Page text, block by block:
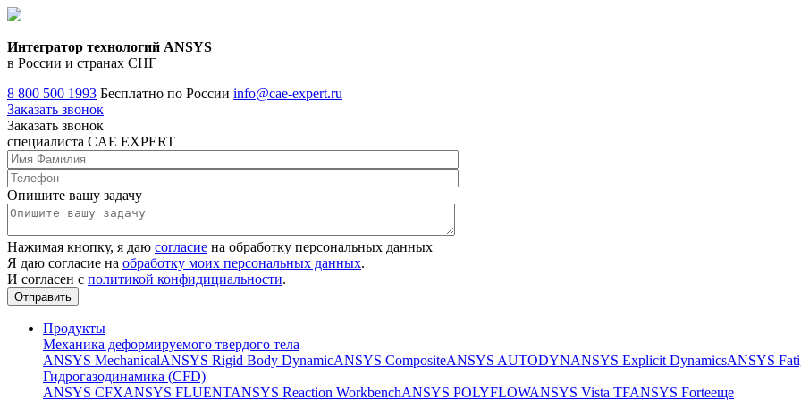
Интегратор технологий ANSYS
в России и странах СНГ
8 800 500 1993 Бесплатно по России info@cae-expert.ru
Заказать звонок
Заказать звонок
специалиста CAE EXPERT
Опишите вашу задачу
Нажимая кнопку, я даю согласие на обработку персональных данных
Я даю согласие на обработку моих персональных данных.
И согласен с политикой конфидициальности.
Продукты
Механика деформируемого твердого тела
ANSYS MechanicalANSYS Rigid Body DynamicANSYS CompositeANSYS AUTODYNANSYS Explicit DynamicsANSYS
Гидрогазодинамика (CFD)
ANSYS CFXANSYS FLUENTANSYS Reaction WorkbenchANSYS POLYFLOWANSYS Vista TFANSYS Forteеще